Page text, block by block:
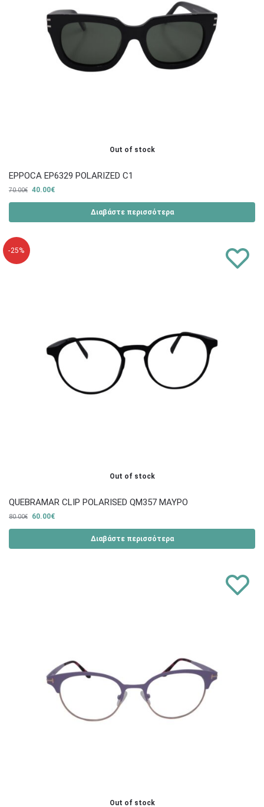
Out of stock
EPPOCA EP6329 POLARIZED C1
70.00€ 40.00€
Διαβάστε περισσότερα
-25%
Out of stock
QUEBRAMAR CLIP POLARISED QM357 ΜΑΥΡΟ
80.00€ 60.00€
Διαβάστε περισσότερα
Out of stock